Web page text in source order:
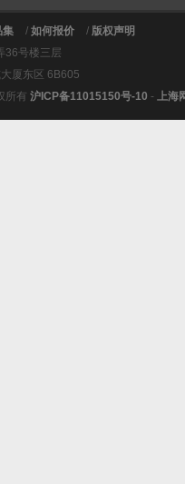
集 / 如何报价 / 版权声明
36号楼三层
厦东区 6B605
所有 沪ICP备11015150号-10 - 上海